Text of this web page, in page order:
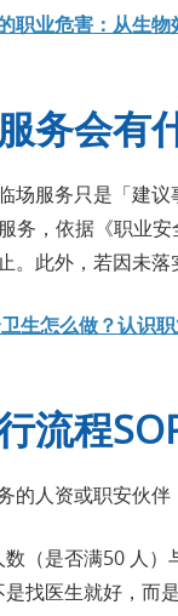
职业危害：从生
务会有
场服务只是「建
务，依据《职业
。此外，若因未
生怎么做？认识
流程
的人资或职安伙
数（是否满50 人）
找医生就好，而